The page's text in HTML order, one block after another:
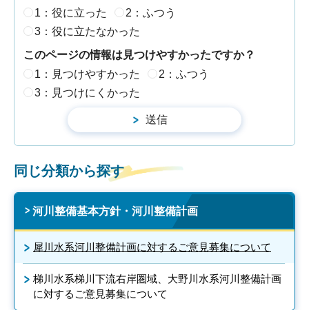
1：役に立った
2：ふつう
3：役に立たなかった
このページの情報は見つけやすかったですか？
1：見つけやすかった
2：ふつう
3：見つけにくかった
同じ分類から探す
河川整備基本方針・河川整備計画
犀川水系河川整備計画に対するご意見募集について
梯川水系梯川下流右岸圏域、大野川水系河川整備計画
に対するご意見募集について